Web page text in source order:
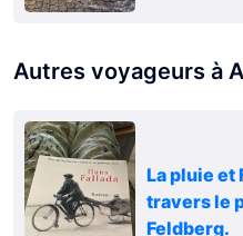
Autres voyageurs à
La pluie et
travers le
Feldberg.